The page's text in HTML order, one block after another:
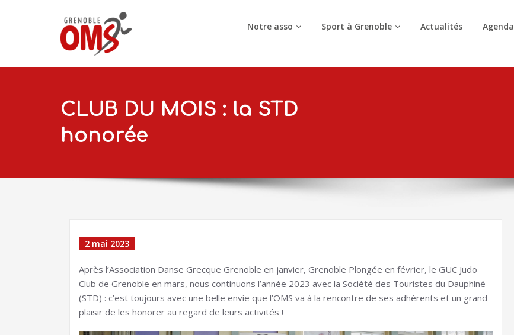
Notre asso Sport à Grenoble Actualités Agenda
CLUB DU MOIS : la STD
honorée
2 mai 2023
Après l’Association Danse Grecque Grenoble en janvier, Grenoble Plongée en février, le GUC Judo
Club de Grenoble en mars, nous continuons l’année 2023 avec la Société des Touristes du Dauphiné
(STD) : c’est toujours avec une belle envie que l’OMS va à la rencontre de ses adhérents et un grand
plaisir de les honorer au regard de leurs activités !